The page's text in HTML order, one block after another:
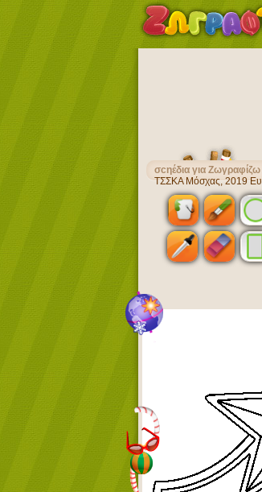
σcηέδια για Ζωγραφίζω
ΤΣΣΚΑ Μόσχας, 2019